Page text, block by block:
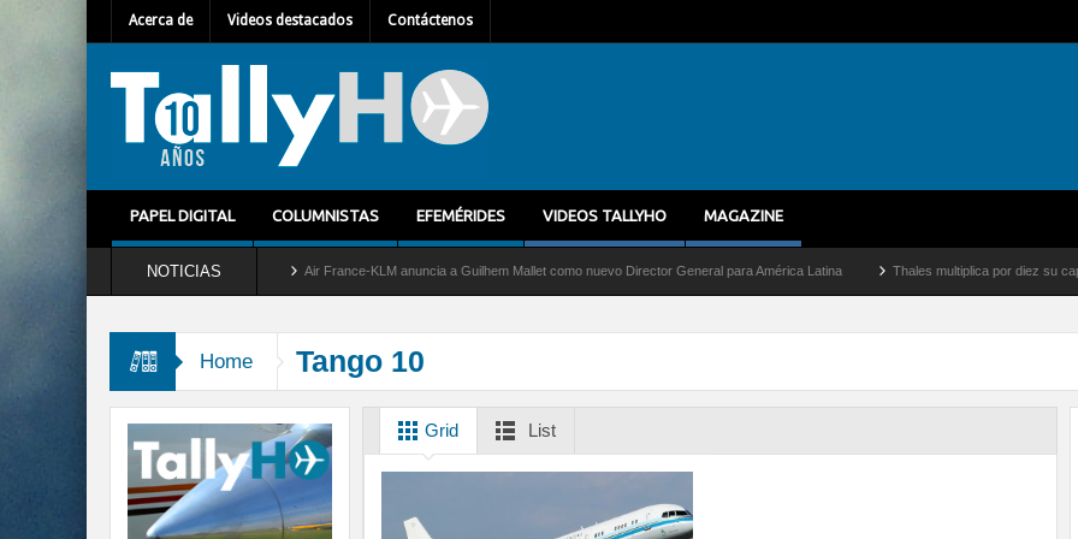
Acerca de Videos destacados Contáctenos
PAPEL DIGITAL COLUMNISTAS EFEMÉRIDES VIDEOS TALLYHO MAGAZINE
NOTICIAS
del servicio al C-2 Greyhound Air France-KLM anuncia a Guilhem Mallet como nuevo Director General para América Latina Thales multiplica por diez su capacidad
Home Tango 10
Grid List